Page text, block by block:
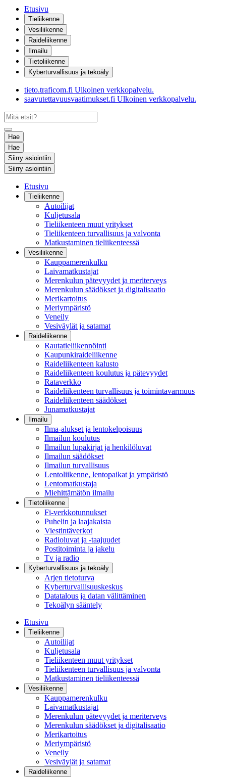
Etusivu
Tieliikenne
Vesiliikenne
Raideliikenne
Ilmailu
Tietoliikenne
Kyberturvallisuus ja tekoäly
tieto.traficom.fi Ulkoinen verkkopalvelu.
saavutettavuusvaatimukset.fi Ulkoinen verkkopalvelu.
Hae
Hae
Siirry asiointiin
Siirry asiointiin
Etusivu
Tieliikenne
Autoilijat
Kuljetusala
Tieliikenteen muut yritykset
Tieliikenteen turvallisuus ja valvonta
Matkustaminen tieliikenteessä
Vesiliikenne
Kauppamerenkulku
Laivamatkustajat
Merenkulun pätevyydet ja meriterveys
Merenkulun säädökset ja digitalisaatio
Merikartoitus
Meriympäristö
Veneily
Vesiväylät ja satamat
Raideliikenne
Rautatieliikennöinti
Kaupunkiraideliikenne
Raideliikenteen kalusto
Raideliikenteen koulutus ja pätevyydet
Rataverkko
Raideliikenteen turvallisuus ja toimintavarmuus
Raideliikenteen säädökset
Junamatkustajat
Ilmailu
Ilma-alukset ja lentokelpoisuus
Ilmailun koulutus
Ilmailun lupakirjat ja henkilöluvat
Ilmailun säädökset
Ilmailun turvallisuus
Lentoliikenne, lentopaikat ja ympäristö
Lentomatkustaja
Miehittämätön ilmailu
Tietoliikenne
Fi-verkkotunnukset
Puhelin ja laajakaista
Viestintäverkot
Radioluvat ja -taajuudet
Postitoiminta ja jakelu
Tv ja radio
Kyberturvallisuus ja tekoäly
Arjen tietoturva
Kyberturvallisuuskeskus
Datatalous ja datan välittäminen
Tekoälyn sääntely
Etusivu
Tieliikenne
Autoilijat
Kuljetusala
Tieliikenteen muut yritykset
Tieliikenteen turvallisuus ja valvonta
Matkustaminen tieliikenteessä
Vesiliikenne
Kauppamerenkulku
Laivamatkustajat
Merenkulun pätevyydet ja meriterveys
Merenkulun säädökset ja digitalisaatio
Merikartoitus
Meriympäristö
Veneily
Vesiväylät ja satamat
Raideliikenne